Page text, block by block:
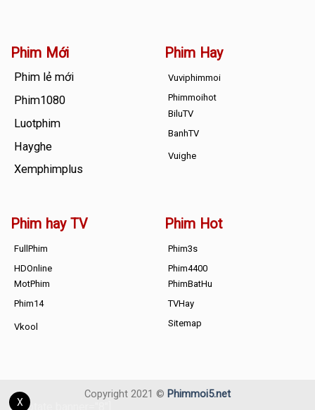
Phim Mới
Phim lẻ mới
Phim1080
Luotphim
Hayghe
Xemphimplus
Phim Hay
Vuviphimmoi
Phimmoihot
BiluTV
BanhTV
Vuighe
Phim hay TV
FullPhim
HDOnline
MotPhim
Phim14
Vkool
Phim Hot
Phim3s
Phim4400
PhimBatHu
TVHay
Sitemap
[adrotate banner="8"]
X
Copyright 2021 © Phimmoi5.net